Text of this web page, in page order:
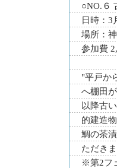
○NO.６
日時：
場所：
参加費
"平戸か
へ棚田
以降古
的建造
鯛の茶
ただき
※第2フ